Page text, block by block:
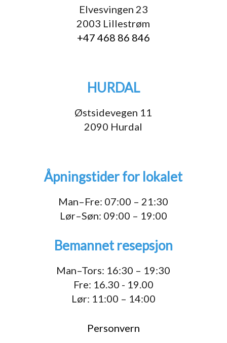
Elvesvingen 23
2003 Lillestrøm
+47 468 86 846
HURDAL
Østsidevegen 11
2090 Hurdal
Åpningstider for lokalet
Man–Fre: 07:00 – 21:30
Lør–Søn: 09:00 – 19:00
Bemannet resepsjon
Man–Tors: 16:30 – 19:30
Fre: 16.30 - 19.00
Lør: 11:00 – 14:00
Personvern